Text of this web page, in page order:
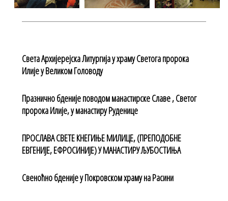
Света Архијерејска Литургија у храму Светога пророка
Илије у Великом Головоду
Празнично бденије поводом манастирске Славе , Светог
пророка Илије, у манастиру Руденице
ПРОСЛАВА СВЕТЕ КНЕГИЊЕ МИЛИЦЕ, (ПРЕПОДОБНЕ
ЕВГЕНИЈЕ, ЕФРОСИНИЈЕ) У МАНАСТИРУ ЉУБОСТИЊА
Свеноћно бденије у Покровском храму на Расини